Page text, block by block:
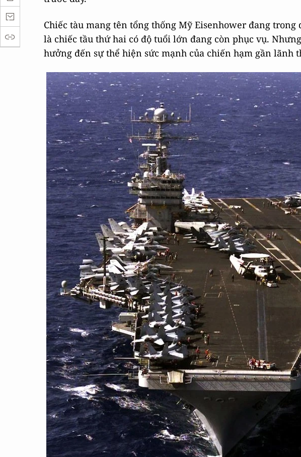
Chiếc tàu mang tên tổng thống Mỹ Eisenhower đang
là chiếc tầu thứ hai có độ tuổi lớn đang còn phục vụ.
hưởng đến sự thể hiện sức mạnh của chiến hạm gần lãnh